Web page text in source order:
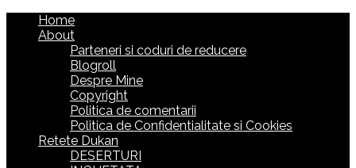
Home
About
Parteneri si coduri de reducere
Blogroll
Despre Mine
Copyright
Politica de comentarii
Politica de Confidentialitate si Cookies
Retete Dukan
DESERTURI